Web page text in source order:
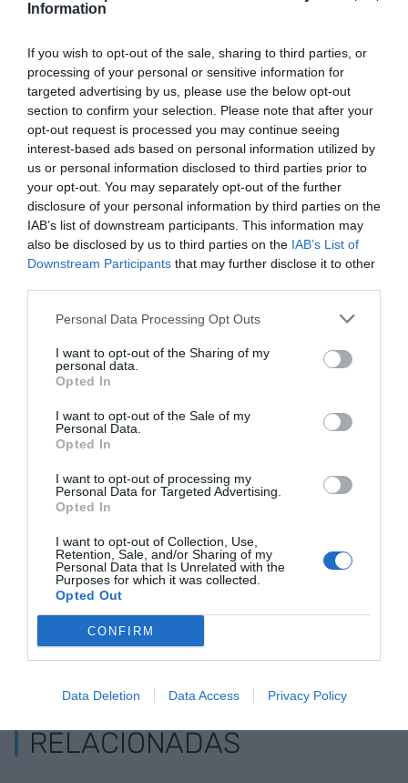
Information
If you wish to opt-out of the sale, sharing to third parties, or
processing of your personal or sensitive information for
targeted advertising by us, please use the below opt-out
section to confirm your selection. Please note that after your
opt-out request is processed you may continue seeing
interest-based ads based on personal information utilized by
us or personal information disclosed to third parties prior to
your opt-out. You may separately opt-out of the further
disclosure of your personal information by third parties on the
IAB’s list of downstream participants. This information may
also be disclosed by us to third parties on the IAB’s List of
Downstream Participants that may further disclose it to other
Personal Data Processing Opt Outs
I want to opt-out of the Sharing of my
personal data.
Opted In
I want to opt-out of the Sale of my
Personal Data.
Opted In
I want to opt-out of processing my
Personal Data for Targeted Advertising.
Opted In
I want to opt-out of Collection, Use,
Retention, Sale, and/or Sharing of my
Personal Data that Is Unrelated with the
Purposes for which it was collected.
Opted Out
CONFIRM
Data Deletion Data Access Privacy Policy
En este sentido, Renfe realiza varias acciones en
entre las cuales destaca el uso para la tracción de
trenes de energía eléctrica de origen renovable
conCertificado Verdede origen, que reducen la
circulación de decenas de miles de vehículos
privados, cosa que evita la emisión de miles de
toneladas de CO2a la atmósfera.
En este sentido, la compañía se alinea con el
Acuerdo de Parísy losObjetivos de Desarrollo
Sostenible (ODS), en concreto el número 13
(Acción por el Clima), que insta a adoptar medidas
efectos, así como a reducir las emisiones con el fin
de limitar el aumento de la temperatura media
mundial.
AñadirVIA Empresacomo fuente preferida
de Google de forma gratuita
Mantente informado con las últimas noticias de
ACTIVAR AHORA
RELACIONADAS